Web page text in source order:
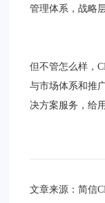
管理体系，战略
但不管怎么样，
与市场体系和推
决方案服务，给
文章来源：简信